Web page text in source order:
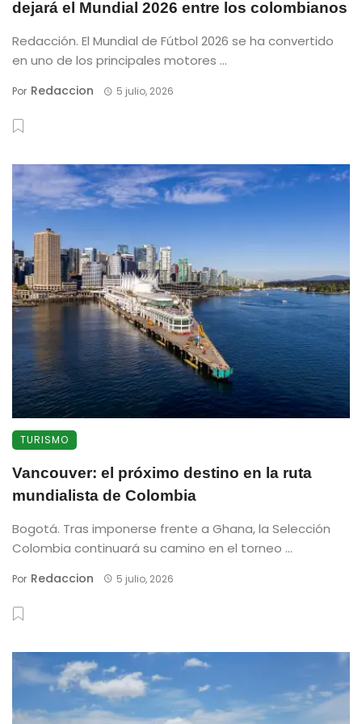
dejará el Mundial 2026 entre los colombianos
Redacción. El Mundial de Fútbol 2026 se ha convertido
en uno de los principales motores ...
Por Redaccion 5 julio, 2026
TURISMO
Vancouver: el próximo destino en la ruta
mundialista de Colombia
Bogotá. Tras imponerse frente a Ghana, la Selección
Colombia continuará su camino en el torneo ...
Por Redaccion 5 julio, 2026